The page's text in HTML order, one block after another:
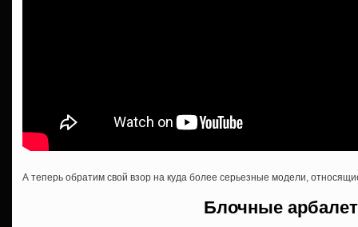
А теперь обратим свой взор на куда более серьезные модели,
Блочные